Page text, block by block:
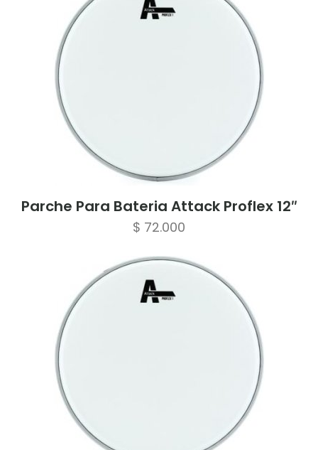
Parche Para Bateria Attack Proflex 12″
$ 72.000